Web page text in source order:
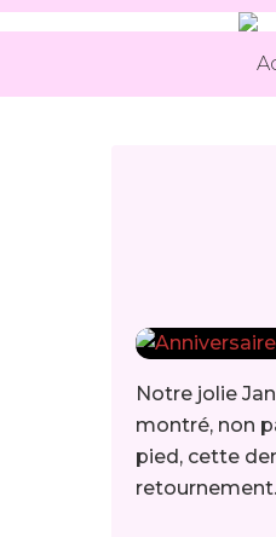
Notre jolie
montré, non
pied, cette